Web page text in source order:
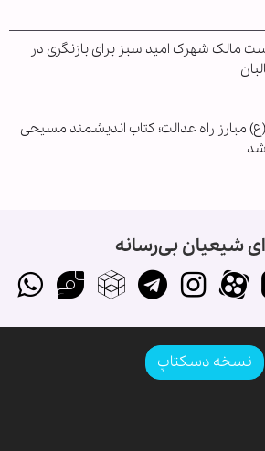
مالک شهرک امید سبز برای بازنگری در
مبارز راه عدالت؛ کتاب اندیشمند مسیحی
شد
شیعیان بی‌رسانه
نسخه دسکتاپ